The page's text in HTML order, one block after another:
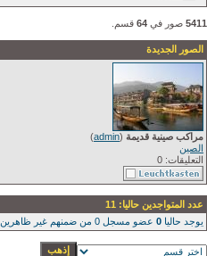
5411 صور في 64 قسم.
الصور الجديدة
مراكب صينية قديمة (
admin
)
الصين
التعليقات: 0
عدد المتواجدين حاليا: 11
يوجد حاليا 0 عضو مسجل 0 من ضمنهم غير ظاهرين و